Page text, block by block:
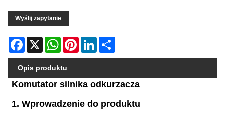
Wyślij zapytanie
Facebook
X WhatsAppPinterestLinkedIn
Opis produktu
Komutator silnika odkurzacza
1. Wprowadzenie do produktu